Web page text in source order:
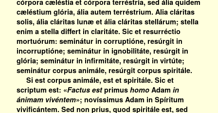
cæléstium glória, ália autem terréstrium. Alia cláritas
solis, ália cláritas lunæ et ália cláritas stellárum; stella
enim a stella differt in claritáte. Sic et resurréctio
mortuórum: seminátur in corruptióne, resúrgit in
incorruptióne; seminátur in ignobilitáte, resúrgit in
glória; seminátur in infirmitáte, resúrgit in virtúte;
seminátur corpus animále, resúrgit corpus spiritále.
Si est corpus animále, est et spiritále. Sic et
scriptum est: «Factus estprimus homoAdam in
ánimam vivéntem»; novíssimus Adam in Spíritum
vivificántem. Sed non prius, quod spiritále est, sed